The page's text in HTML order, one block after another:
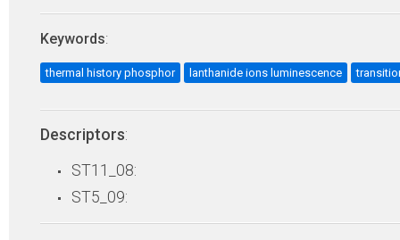
Keywords:
thermal history phosphor lanthanide ions luminescence
Descriptors:
ST11_08:
ST5_09: